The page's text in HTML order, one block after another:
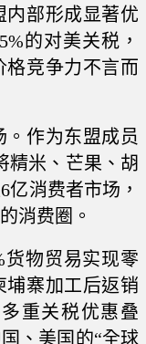
内部形成显著优
的对美关税，
格竞争力不言而
。作为东盟成员
精米、芒果、胡
消费者市场，
消费圈。
货物贸易实现零
埔寨加工后返销
重关税优惠叠
、美国的“全球